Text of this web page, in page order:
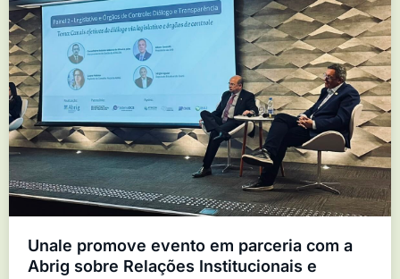
Unale promove evento em parceria com a
Abrig sobre Relações Institucionais e